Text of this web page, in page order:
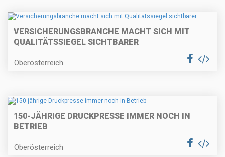
VERSICHERUNGSBRANCHE MACHT SICH MIT
QUALITÄTSSIEGEL SICHTBARER
Oberösterreich
150-JÄHRIGE DRUCKPRESSE IMMER NOCH IN
BETRIEB
Oberösterreich